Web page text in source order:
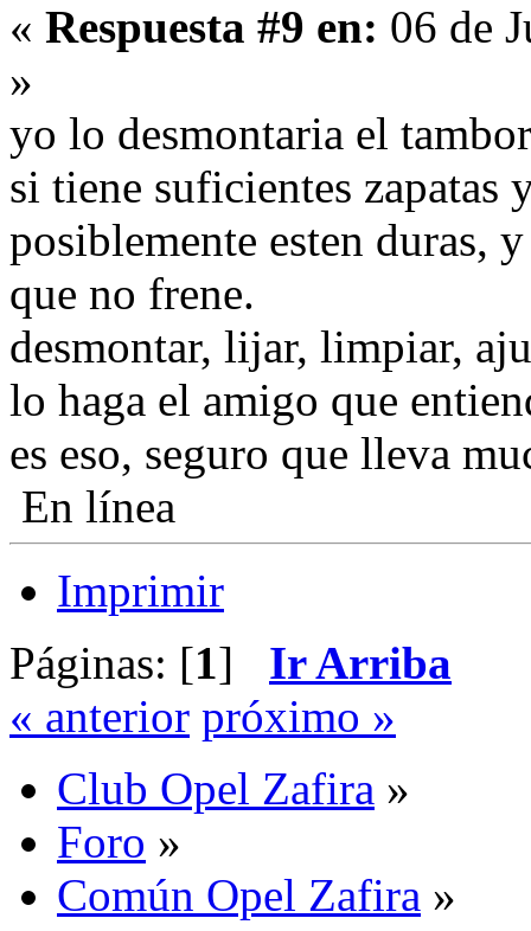
« Respuesta #9 en: 06 de
»
yo lo desmontaria el
si tiene suficientes zapatas
posiblemente esten duras,
que no frene.
desmontar, lijar, limpiar,
lo haga el amigo que
es eso, seguro que lleva
En línea
Imprimir
Páginas: [1] Ir Arriba
« anterior próximo »
Club Opel Zafira »
Foro »
Común Opel Zafira »